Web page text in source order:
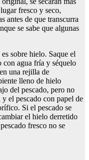
fresco y seco,
antes de que transcurra
se sabe que algunas
sobre hielo. Saque el
con agua fría y séquelo
una rejilla de
lleno de hielo
del pescado, pero no
el pescado con papel de
Si el pescado se
el hielo derretido
fresco no se